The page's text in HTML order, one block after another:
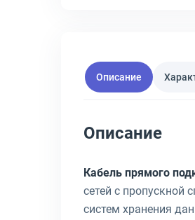
Описание
Описание
Кабель прямого
сетей с пропускной
систем хранения